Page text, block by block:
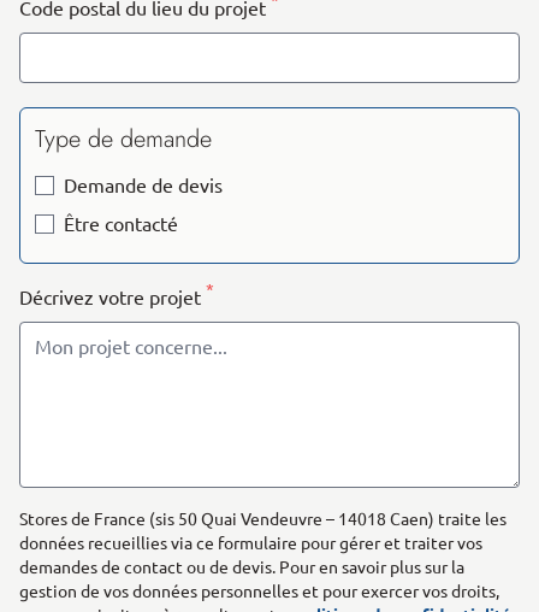
Code postal du lieu du projet
Type de demande
Demande de devis
Être contacté
Décrivez votre projet *
Stores de France (sis 50 Quai Vendeuvre – 14018 Caen) traite les
données recueillies via ce formulaire pour gérer et traiter vos
demandes de contact ou de devis. Pour en savoir plus sur la
gestion de vos données personnelles et pour exercer vos droits,